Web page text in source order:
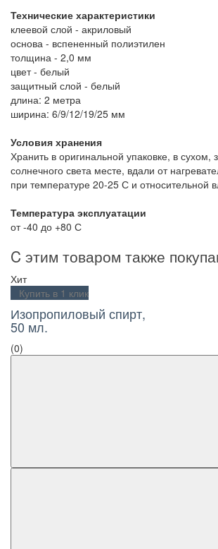
Технические характеристики
клеевой слой - акриловый
основа - вспененный полиэтилен
толщина - 2,0 мм
цвет - белый
защитный слой - белый
длина: 2 метра
ширина: 6/9/12/19/25 мм
Условия хранения
Хранить в оригинальной упаковке, в
солнечного света месте, вдали от
при температуре 20-25 С и относительной
Температура эксплуатации
от -40 до +80 С
C этим товаром также
Хит
Купить в 1 клик
Изопропиловый спирт,
50 мл.
(0)